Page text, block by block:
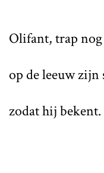
Olifant, trap
op de leeuw zijn
zodat hij bekent.